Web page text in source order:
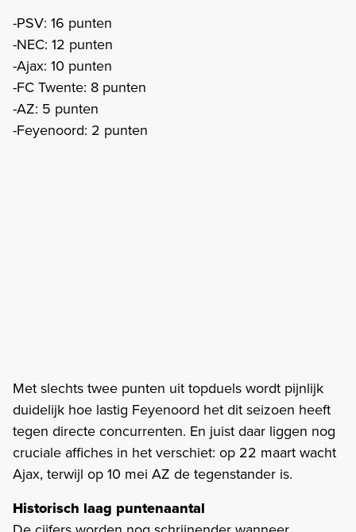
-PSV: 16 punten
-NEC: 12 punten
-Ajax: 10 punten
-FC Twente: 8 punten
-AZ: 5 punten
-Feyenoord: 2 punten
Met slechts twee punten uit topduels wordt pijnlijk
duidelijk hoe lastig Feyenoord het dit seizoen heeft
tegen directe concurrenten. En juist daar liggen nog
cruciale affiches in het verschiet: op 22 maart wacht
Ajax, terwijl op 10 mei AZ de tegenstander is.
Historisch laag puntenaantal